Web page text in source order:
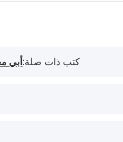
كتب ذات صلة:أبي